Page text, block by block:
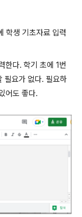
학생 기초자료 입력
다. 학기 초에 1번
필요가 없다. 필요하
어도 좋다.